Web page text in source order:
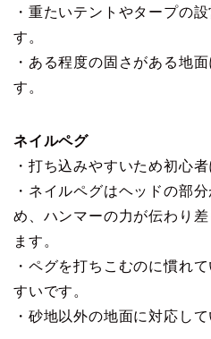
・重たいテントやタープの
す。
・ある程度の固さがある地
す。
ネイルペグ
・打ち込みやすいため初心
・ネイルペグはヘッドの部
め、ハンマーの力が伝わり
ます。
・ペグを打ちこむのに慣れ
すいです。
・砂地以外の地面に対応して